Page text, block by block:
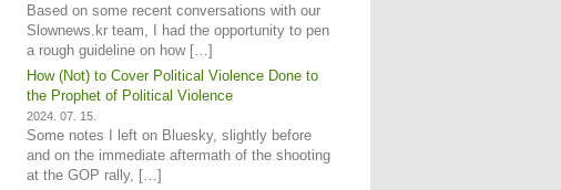
Based on some recent conversations with our
Slownews.kr team, I had the opportunity to pen
a rough guideline on how […]
How (Not) to Cover Political Violence Done to
the Prophet of Political Violence
2024. 07. 15.
Some notes I left on Bluesky, slightly before
and on the immediate aftermath of the shooting
at the GOP rally, […]